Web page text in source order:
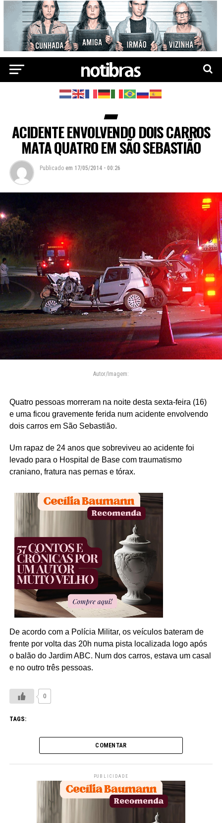
ACIDENTE ENVOLVENDO DOIS CARROS
MATA QUATRO EM SÃO SEBASTIÃO
Publicado em 17/05/2014 - 00:26
Autor/Imagem:
Quatro pessoas morreram na noite desta sexta-feira (16)
e uma ficou gravemente ferida num acidente envolvendo
dois carros em São Sebastião.
Um rapaz de 24 anos que sobreviveu ao acidente foi
levado para o Hospital de Base com traumatismo
craniano, fratura nas pernas e tórax.
De acordo com a Polícia Militar, os veículos bateram de
frente por volta das 20h numa pista localizada logo após
o balão do Jardim ABC. Num dos carros, estava um casal
e no outro três pessoas.
0
TAGS:
COMENTAR
PUBLICIDADE